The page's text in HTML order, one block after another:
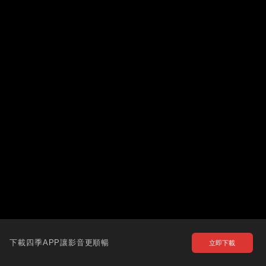
下載四季APP讓影音更順暢 立即下載